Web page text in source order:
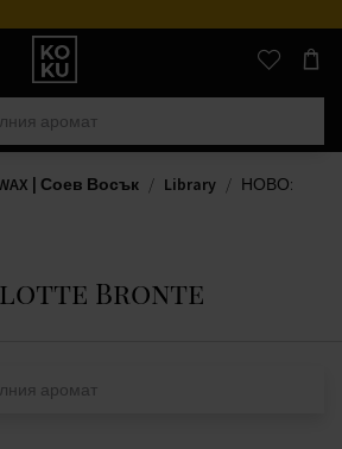
Оригинални
парфюми
часовници
на
място
| Соев Восък Library
НОВО:
Bronte